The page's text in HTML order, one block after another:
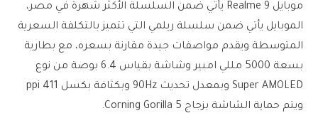
موبايل Realme 9 يأتي ضمن السلسلة الأكثر شهرة في مصر،
الموبايل يأتي ضمن سلسلة ريلمي التي تتميز بالتكلفة السعرية
المتوسطة ويقدم مواصفات جيدة مقارنة بسعره، مع بطارية
بسعة 5000 مللي امبير وشاشة بقياس 6.4 بوصة من نوع
Super AMOLED وبمعدل تحديث 90Hz وبكثافة بكسل 411 ppi
ويتم حماية الشاشة بزجاج Corning Gorilla 5.